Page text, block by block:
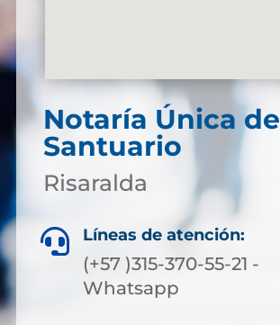
Notaría Única de
Santuario
Risaralda
 Líneas de atención:
(+57 )315-370-55-21 -
Whatsapp